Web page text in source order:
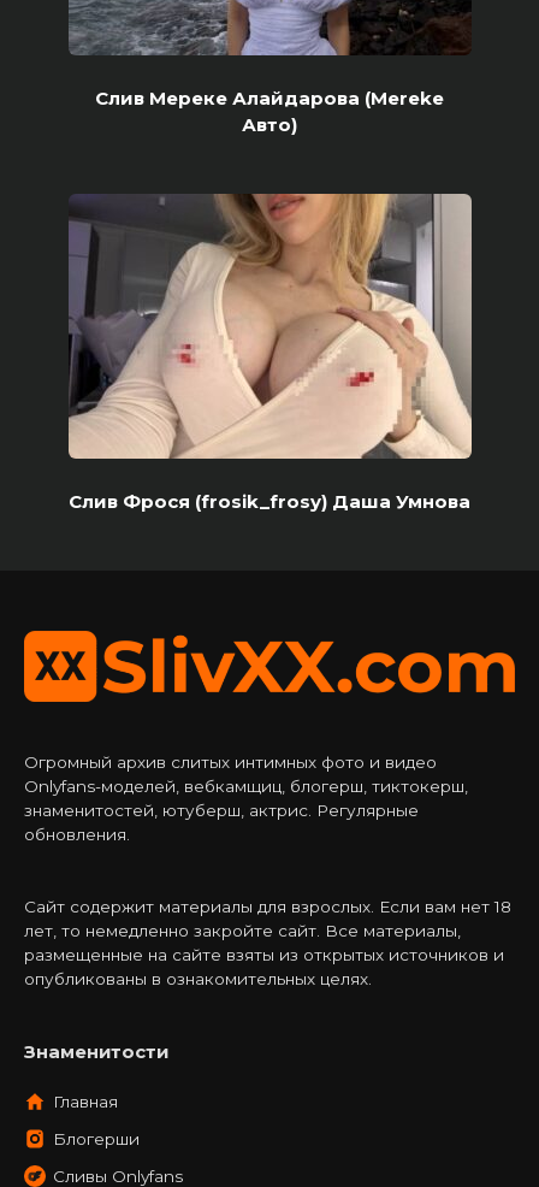
Слив Мереке Алайдарова (Mereke
Авто)
Слив Фрося (frosik_frosy) Даша Умнова
Огромный архив слитых интимных фото и видео
Onlyfans-моделей, вебкамщиц, блогерш, тиктокерш,
знаменитостей, ютуберш, актрис. Регулярные
обновления.
Сайт содержит материалы для взрослых. Если вам нет 18
лет, то немедленно закройте сайт. Все материалы,
размещенные на сайте взяты из открытых источников и
опубликованы в ознакомительных целях.
Знаменитости
Главная
Блогерши
Сливы Onlyfans